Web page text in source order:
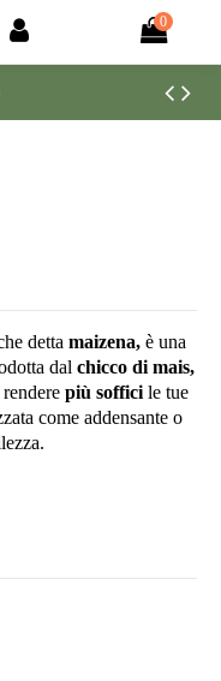
0
detta maizena, è una
dal chicco di mais,
più sofficile tue
come addensante o